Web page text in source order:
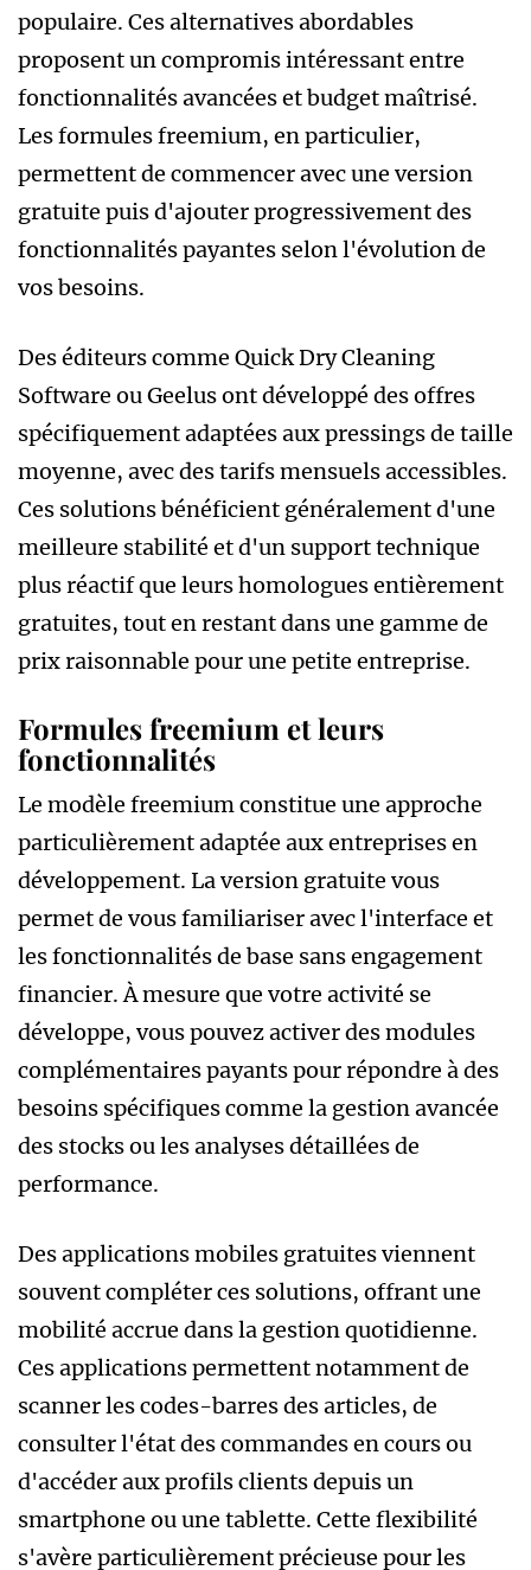
populaire. Ces alternatives abordables
proposent un compromis intéressant entre
fonctionnalités avancées et budget maîtrisé.
Les formules freemium, en particulier,
permettent de commencer avec une version
gratuite puis d'ajouter progressivement des
fonctionnalités payantes selon l'évolution de
vos besoins.
Des éditeurs comme Quick Dry Cleaning
Software ou Geelus ont développé des offres
spécifiquement adaptées aux pressings de taille
moyenne, avec des tarifs mensuels accessibles.
Ces solutions bénéficient généralement d'une
meilleure stabilité et d'un support technique
plus réactif que leurs homologues entièrement
gratuites, tout en restant dans une gamme de
prix raisonnable pour une petite entreprise.
Formules freemium et leurs
fonctionnalités
Le modèle freemium constitue une approche
particulièrement adaptée aux entreprises en
développement. La version gratuite vous
permet de vous familiariser avec l'interface et
les fonctionnalités de base sans engagement
financier. À mesure que votre activité se
développe, vous pouvez activer des modules
complémentaires payants pour répondre à des
besoins spécifiques comme la gestion avancée
des stocks ou les analyses détaillées de
performance.
Des applications mobiles gratuites viennent
souvent compléter ces solutions, offrant une
mobilité accrue dans la gestion quotidienne.
Ces applications permettent notamment de
scanner les codes-barres des articles, de
consulter l'état des commandes en cours ou
d'accéder aux profils clients depuis un
smartphone ou une tablette. Cette flexibilité
s'avère particulièrement précieuse pour les